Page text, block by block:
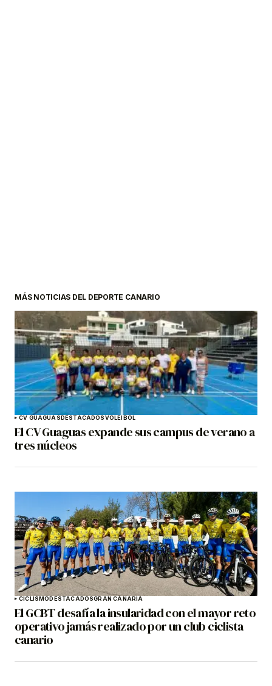
MÁS NOTICIAS DEL DEPORTE CANARIO
CV GUAGUASDESTACADOSVOLEIBOL
El CV Guaguas expande sus campus de verano a
tres núcleos
CICLISMODESTACADOSGRAN CANARIA
El GCBT desafía la insularidad con el mayor reto
operativo jamás realizado por un club ciclista
canario